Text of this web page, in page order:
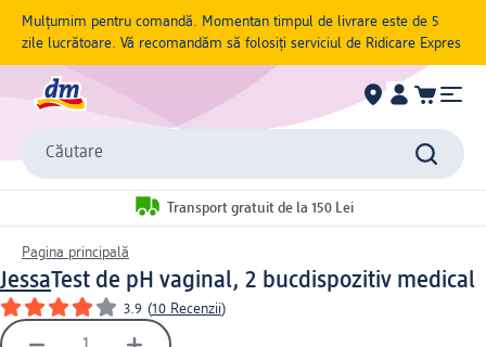
Mulțumim pentru comandă. Momentan timpul de livrare este de 5
zile lucrătoare. Vă recomandăm să folosiți serviciul de Ridicare Expres
Căutare
Transport gratuit de la 150 Lei
Pagina principală
JessaTest de pH vaginal, 2 bucdispozitiv medical
3.9 (10 Recenzii)